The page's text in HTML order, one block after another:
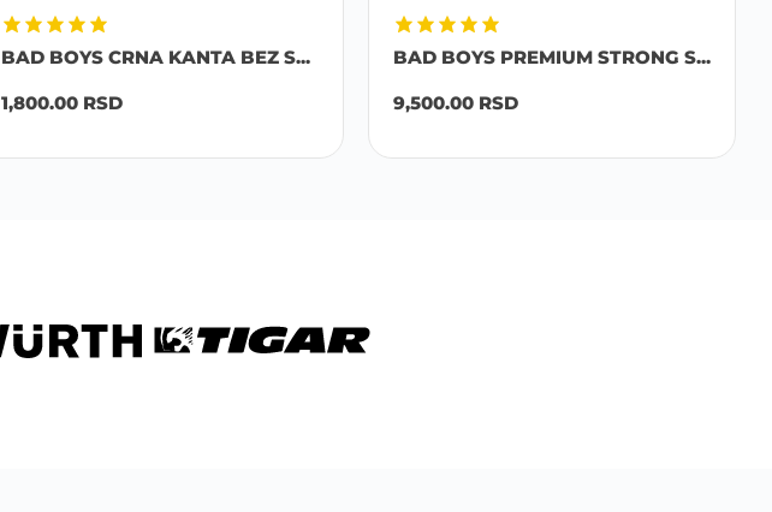
BAD BOYS CRNA KANTA BEZ S...
1,800.00 RSD
BAD BOYS PREMIUM STRONG S...
9,500.00 RSD